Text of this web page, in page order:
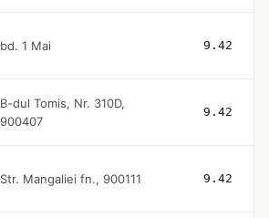
bd. 1 Mai 9.42
B-dul Tomis, Nr. 310D,
900407
9.42
Str. Mangaliei fn., 900111 9.42